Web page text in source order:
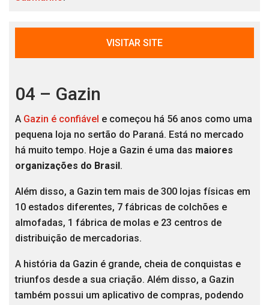
VISITAR SITE
04 – Gazin
A Gazin é confiável e começou há 56 anos como uma
pequena loja no sertão do Paraná. Está no mercado
há muito tempo. Hoje a Gazin é uma das maiores
organizações do Brasil .
Além disso, a Gazin tem mais de 300 lojas físicas em
10 estados diferentes, 7 fábricas de colchões e
almofadas, 1 fábrica de molas e 23 centros de
distribuição de mercadorias.
A história da Gazin é grande, cheia de conquistas e
triunfos desde a sua criação. Além disso, a Gazin
também possui um aplicativo de compras, podendo